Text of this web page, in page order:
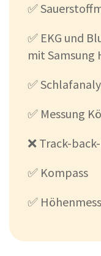
✅
✅ EKG und
mit Samsung
✅
✅ Messung
❌ Track-
✅ Kompass
✅